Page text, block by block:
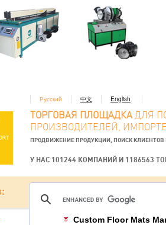
Русский 中文 English
ТОРГОВАЯ ПЛОЩАДКА ДЛЯ
ПРОИЗВОДИТЕЛЕЙ,
ПРОДВИЖЕНИЕ ПРОДУКЦИИ, ПОИСК КЛИЕНТОВ
У НАС 101244 КОМПАНИЙ И 1186563
Custom Floor Mats